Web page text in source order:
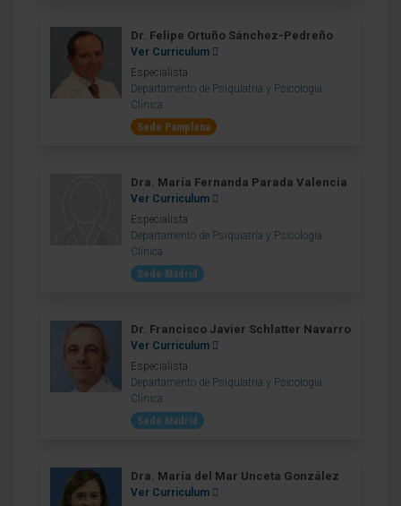
Dr. Felipe Ortuño Sánchez-Pedreño
Ver Curriculum
Especialista
Departamento de Psiquiatría y Psicología
Clínica
Sede Pamplona
Dra. María Fernanda Parada Valencia
Ver Curriculum
Especialista
Departamento de Psiquiatría y Psicología
Clínica
Sede Madrid
Dr. Francisco Javier Schlatter Navarro
Ver Curriculum
Especialista
Departamento de Psiquiatría y Psicología
Clínica
Sede Madrid
Dra. María del Mar Unceta González
Ver Curriculum